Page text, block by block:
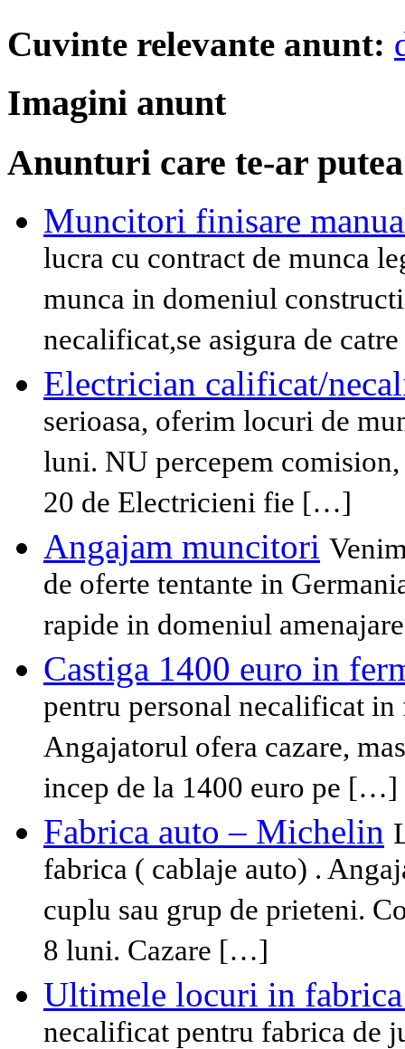
Cuvinte relevante anunt:
Imagini anunt
Anunturi care te-ar
Muncitori finisare
lucra cu contract de munca
munca in domeniul
necalificat,se asigura de
Electrician calificat/
serioasa, oferim locuri de
luni. NU percepem
20 de Electricieni fie […]
Angajam muncitori
de oferte tentante in
rapide in domeniul
Castiga 1400 euro in
pentru personal necalificat
Angajatorul ofera cazare,
incep de la 1400 euro pe […]
Fabrica auto – Michelin
fabrica ( cablaje auto) .
cuplu sau grup de prieteni.
8 luni. Cazare […]
Ultimele locuri in
necalificat pentru fabrica de